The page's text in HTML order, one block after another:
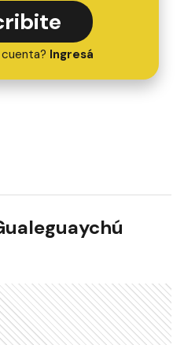
Ingresá